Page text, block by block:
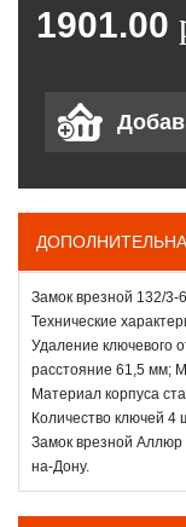
1901.00
Замок врезной 132/
Технические
Удаление ключевого
расстояние 61,5 мм;
Материал корпуса
Количество ключей 4
Замок врезной Аллюр
на-Дону.